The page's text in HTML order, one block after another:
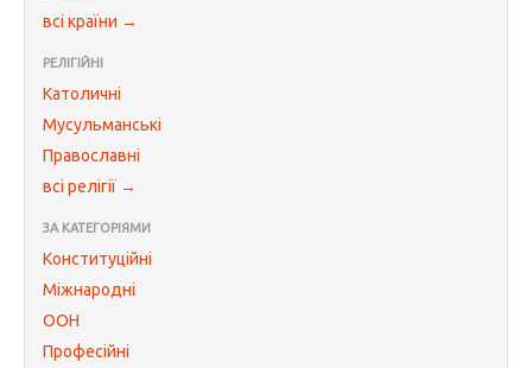
всі країни →
РЕЛІГІЙНІ
Католичні
Мусульманські
Православні
всі релігії →
ЗА КАТЕГОРІЯМИ
Конституційні
Міжнародні
ООН
Професійні